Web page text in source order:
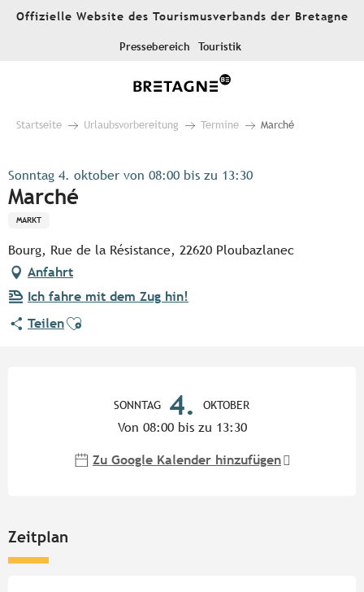
AllerOffizielle Website des Tourismusverbands der Bretagne
Pressebereich Touristik
Startseite Urlaubsvorbereitung Termine Marché
Sonntag 4. oktober von 08:00 bis zu 13:30
Marché
MARKT
Bourg, Rue de la Résistance, 22620 Ploubazlanec
Anfahrt
Ich fahre mit dem Zug hin!
TeilenAjouter aux favoris
SONNTAG 4. OKTOBER
Von 08:00 bis zu 13:30
Zu Google Kalender hinzufügen
Zeitplan